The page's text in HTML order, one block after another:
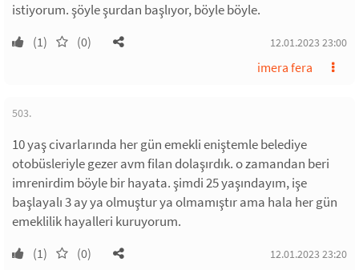
istiyorum. şöyle şurdan başlıyor, böyle böyle.
(1) (0) 12.01.2023 23:00
imera fera
503.
10 yaş civarlarında her gün emekli eniştemle belediye
otobüsleriyle gezer avm filan dolaşırdık. o zamandan beri
imrenirdim böyle bir hayata. şimdi 25 yaşındayım, işe
başlayalı 3 ay ya olmuştur ya olmamıştır ama hala her gün
emeklilik hayalleri kuruyorum.
(1) (0) 12.01.2023 23:20